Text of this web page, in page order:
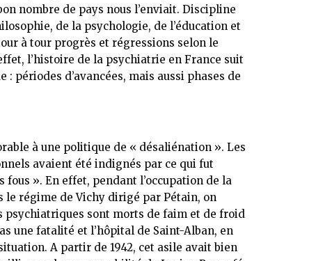
nombre de pays nous l’enviait. Discipline
de la psychologie, de l’éducation et
à tour progrès et régressions selon le
l’histoire de la psychiatrie en France suit
périodes d’avancées, mais aussi phases de
à une politique de « désaliénation ». Les
avaient été indignés par ce qui fut
fous ». En effet, pendant l’occupation de la
le régime de Vichy dirigé par Pétain, on
psychiatriques sont morts de faim et de froid
une fatalité et l’hôpital de Saint-Alban, en
A partir de 1942, cet asile avait bien